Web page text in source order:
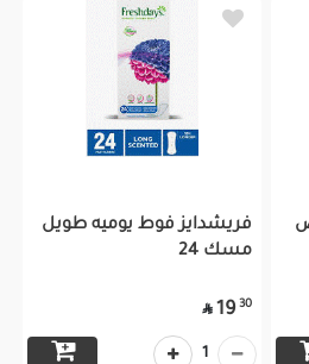
فريشدايز فوط يوميه طويل
مسك 24
30
19

1